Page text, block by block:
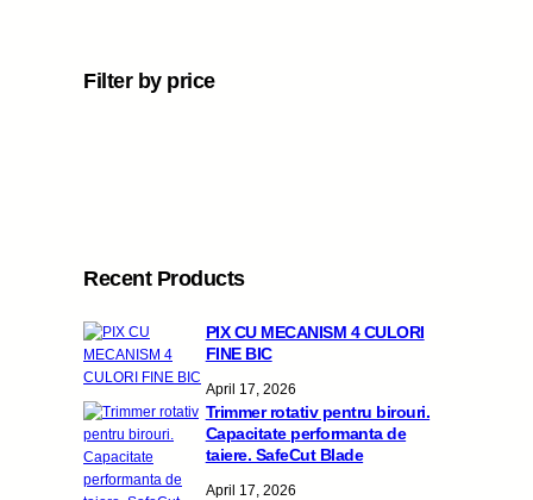
Filter by price
Recent Products
PIX CU MECANISM 4 CULORI
FINE BIC
April 17, 2026
Trimmer rotativ pentru birouri.
Capacitate performanta de
taiere. SafeCut Blade
April 17, 2026